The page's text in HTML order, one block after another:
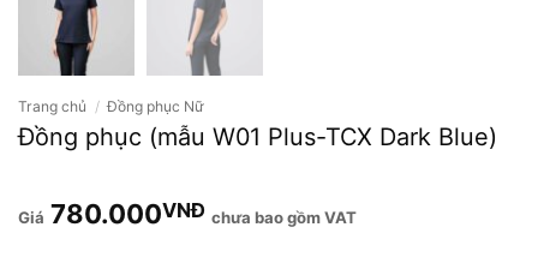
Trang chủ / Đồng phục Nữ
Đồng phục (mẫu W01 Plus-TCX Dark Blue)
780.000VNĐ chưa bao gồm VAT